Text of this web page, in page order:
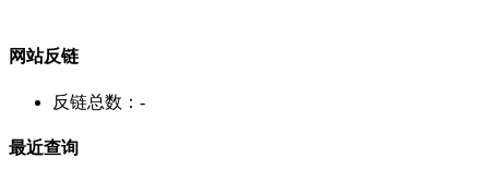
网站反链
反链总数： -
最近查询